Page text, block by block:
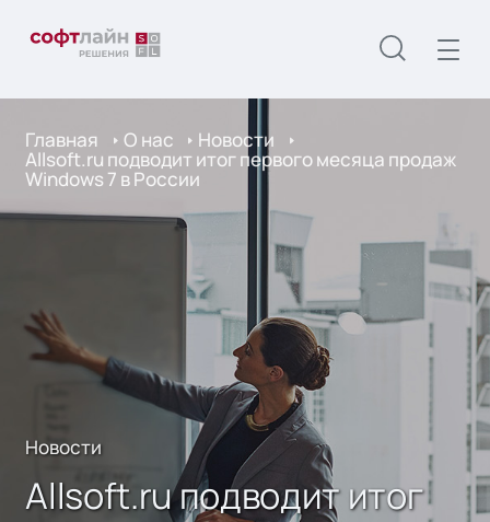
Главная О нас Новости
Allsoft.ru подводит итог первого месяца продаж
Windows 7 в России
Новости
Allsoft.ru подводит итог